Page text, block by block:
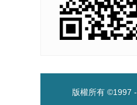
版權所有 ©1997 -